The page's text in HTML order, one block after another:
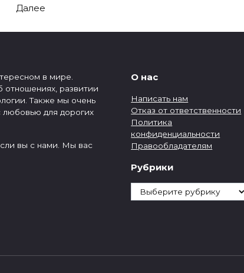
Далее
в мире.
отношениях, развитии
Также мы очень
для дорогих
вы с нами. Мы вас
О нас
Написать нам
Отказ от ответственности
Политика
конфиденциальности
Правообладателям
Рубрики
Рубрики